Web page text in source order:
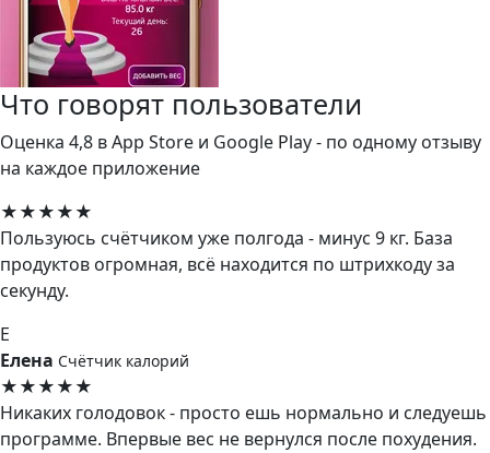
Что говорят пользователи
Оценка 4,8 в App Store и Google Play - по одному отзыву
на каждое приложение
★★★★★
Пользуюсь счётчиком уже полгода - минус 9 кг. База
продуктов огромная, всё находится по штрихкоду за
секунду.
Е
Елена Счётчик калорий
★★★★★
Никаких голодовок - просто ешь нормально и следуешь
программе. Впервые вес не вернулся после похудения.